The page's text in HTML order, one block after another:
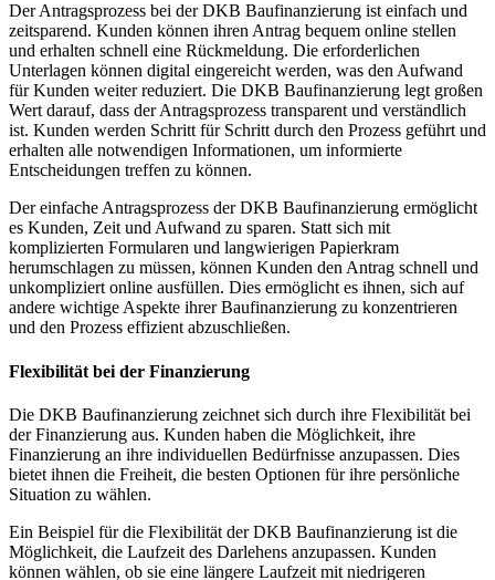
Der Antragsprozess bei der DKB Baufinanzierung ist einfach und
zeitsparend. Kunden können ihren Antrag bequem online stellen
und erhalten schnell eine Rückmeldung. Die erforderlichen
Unterlagen können digital eingereicht werden, was den Aufwand
für Kunden weiter reduziert. Die DKB Baufinanzierung legt großen
Wert darauf, dass der Antragsprozess transparent und verständlich
ist. Kunden werden Schritt für Schritt durch den Prozess geführt und
erhalten alle notwendigen Informationen, um informierte
Entscheidungen treffen zu können.
Der einfache Antragsprozess der DKB Baufinanzierung ermöglicht
es Kunden, Zeit und Aufwand zu sparen. Statt sich mit
komplizierten Formularen und langwierigen Papierkram
herumschlagen zu müssen, können Kunden den Antrag schnell und
unkompliziert online ausfüllen. Dies ermöglicht es ihnen, sich auf
andere wichtige Aspekte ihrer Baufinanzierung zu konzentrieren
und den Prozess effizient abzuschließen.
Flexibilität bei der Finanzierung
Die DKB Baufinanzierung zeichnet sich durch ihre Flexibilität bei
der Finanzierung aus. Kunden haben die Möglichkeit, ihre
Finanzierung an ihre individuellen Bedürfnisse anzupassen. Dies
bietet ihnen die Freiheit, die besten Optionen für ihre persönliche
Situation zu wählen.
Ein Beispiel für die Flexibilität der DKB Baufinanzierung ist die
Möglichkeit, die Laufzeit des Darlehens anzupassen. Kunden
können wählen, ob sie eine längere Laufzeit mit niedrigeren